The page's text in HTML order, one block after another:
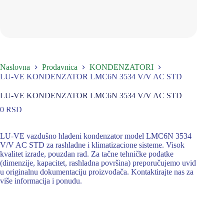
Naslovna Prodavnica
KONDENZATORI
LU-VE KONDENZATOR LMC6N 3534 V/V AC STD
LU-VE KONDENZATOR LMC6N 3534 V/V AC STD
0 RSD
LU-VE vazdušno hlađeni kondenzator model LMC6N 3534
V/V AC STD za rashladne i klimatizacione sisteme. Visok
kvalitet izrade, pouzdan rad. Za tačne tehničke podatke
(dimenzije, kapacitet, rashladna površina) preporučujemo uvid
u originalnu dokumentaciju proizvođača. Kontaktirajte nas za
više informacija i ponudu.